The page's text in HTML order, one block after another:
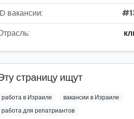
вакансии:
страницу ищут
работа в Израиле
вакансии в Израиле
работа для репатриантов